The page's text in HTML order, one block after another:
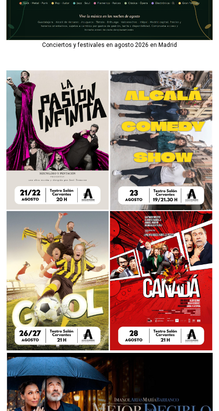
Conciertos y festivales en agosto 2026 en Madrid